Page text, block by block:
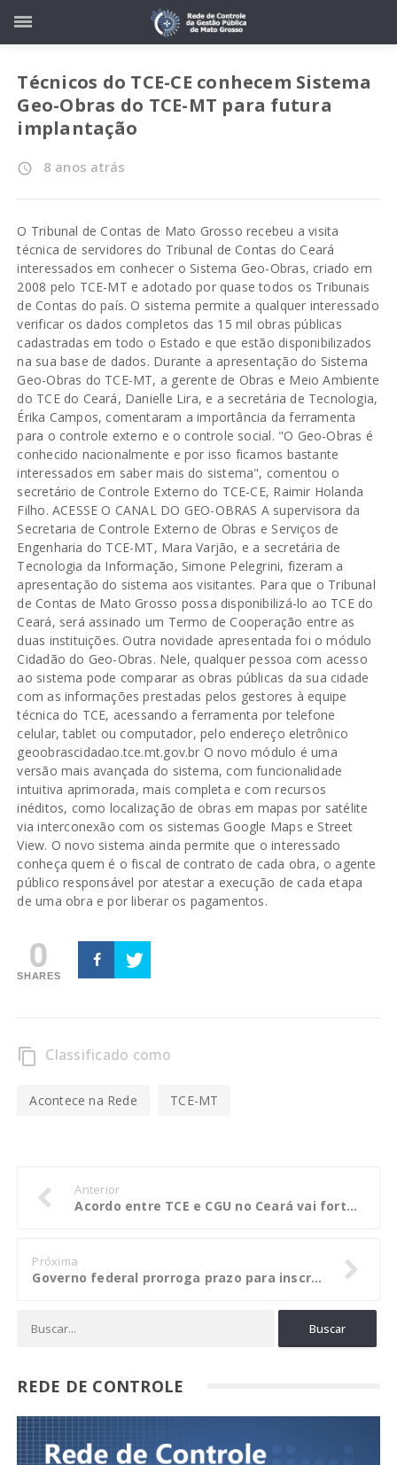
Técnicos do TCE-CE conhecem Sistema
Geo-Obras do TCE-MT para futura
implantação
access_time 8 anos atrás
O Tribunal de Contas de Mato Grosso recebeu a visita
técnica de servidores do Tribunal de Contas do Ceará
interessados em conhecer o Sistema Geo-Obras, criado em
2008 pelo TCE-MT e adotado por quase todos os Tribunais
de Contas do país. O sistema permite a qualquer interessado
verificar os dados completos das 15 mil obras públicas
cadastradas em todo o Estado e que estão disponibilizados
na sua base de dados. Durante a apresentação do Sistema
Geo-Obras do TCE-MT, a gerente de Obras e Meio Ambiente
do TCE do Ceará, Danielle Lira, e a secretária de Tecnologia,
Érika Campos, comentaram a importância da ferramenta
para o controle externo e o controle social. "O Geo-Obras é
conhecido nacionalmente e por isso ficamos bastante
interessados em saber mais do sistema", comentou o
secretário de Controle Externo do TCE-CE, Raimir Holanda
Filho. ACESSE O CANAL DO GEO-OBRAS A supervisora da
Secretaria de Controle Externo de Obras e Serviços de
Engenharia do TCE-MT, Mara Varjão, e a secretária de
Tecnologia da Informação, Simone Pelegrini, fizeram a
apresentação do sistema aos visitantes. Para que o Tribunal
de Contas de Mato Grosso possa disponibilizá-lo ao TCE do
Ceará, será assinado um Termo de Cooperação entre as
duas instituições. Outra novidade apresentada foi o módulo
Cidadão do Geo-Obras. Nele, qualquer pessoa com acesso
ao sistema pode comparar as obras públicas da sua cidade
com as informações prestadas pelos gestores à equipe
técnica do TCE, acessando a ferramenta por telefone
celular, tablet ou computador, pelo endereço eletrônico
geoobrascidadao.tce.mt.gov.br O novo módulo é uma
versão mais avançada do sistema, com funcionalidade
intuitiva aprimorada, mais completa e com recursos
inéditos, como localização de obras em mapas por satélite
via interconexão com os sistemas Google Maps e Street
View. O novo sistema ainda permite que o interessado
conheça quem é o fiscal de contrato de cada obra, o agente
público responsável por atestar a execução de cada etapa
de uma obra e por liberar os pagamentos.
0
SHARES
content_copy Classificado como
Acontece na Rede TCE-MT
Anterior
Acordo entre TCE e CGU no Ceará vai fortalecer ações de controle
Próxima
Governo federal prorroga prazo para inscrição no CAR
REDE DE CONTROLE